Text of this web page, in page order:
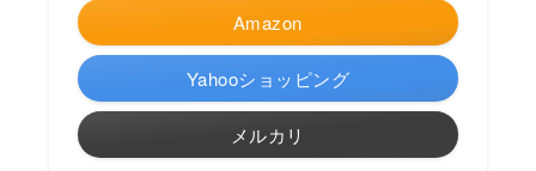
Amazon
Yahooショッピング
メルカリ